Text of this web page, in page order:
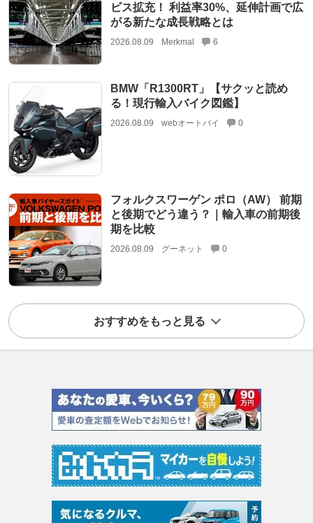
ビス拡充！ 利益率30%、延伸計画で広
がる新たな成長戦略とは
2026.08.09 Merkmal 6
BMW「R1300RT」【サクッと読め
る！現行輸入バイク図鑑】
2026.08.09 webオートバイ 0
フォルクスワーゲン ポロ（AW） 前期
と後期でどう違う？｜輸入車の前期後
期を比較
2026.08.09 グーネット 0
おすすめをもっと見る